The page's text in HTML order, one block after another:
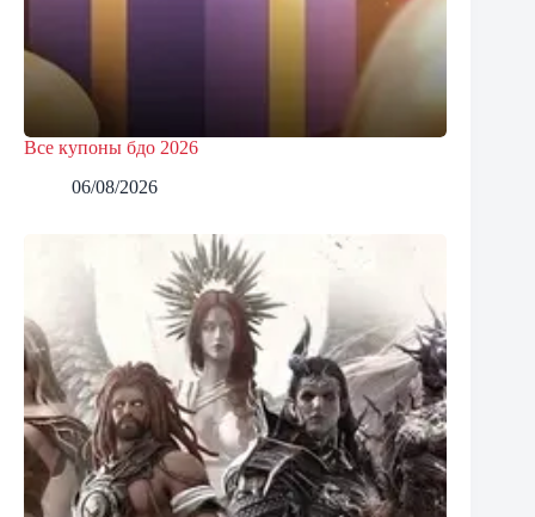
Все купоны бдо 2026
06/08/2026